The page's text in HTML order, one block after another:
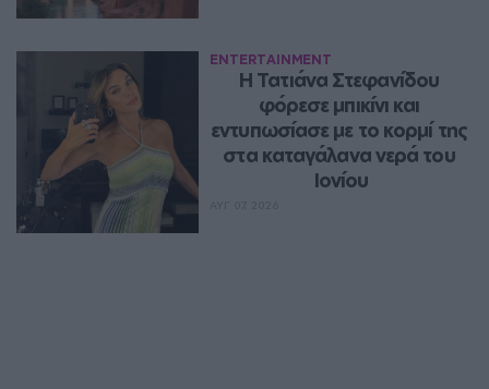
ENTERTAINMENT
Η Τατιάνα Στεφανίδου
φόρεσε μπικίνι και
εντυπωσίασε με το κορμί της
στα καταγάλανα νερά του
Ιονίου